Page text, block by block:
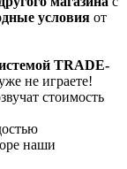
условия от
TRADE-
не играете!
стоимость
наши